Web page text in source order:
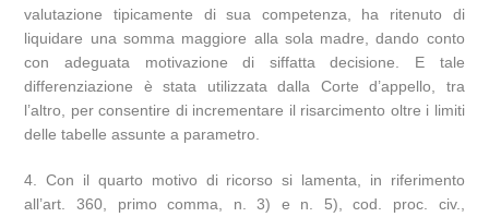
valutazione tipicamente di sua competenza, ha ritenuto di
liquidare una somma maggiore alla sola madre, dando conto
con adeguata motivazione di siffatta decisione. E tale
differenziazione è stata utilizzata dalla Corte d’appello, tra
l’altro, per consentire di incrementare il risarcimento oltre i limiti
delle tabelle assunte a parametro.
4. Con il quarto motivo di ricorso si lamenta, in riferimento
all’art. 360, primo comma, n. 3) e n. 5), cod. proc. civ.,